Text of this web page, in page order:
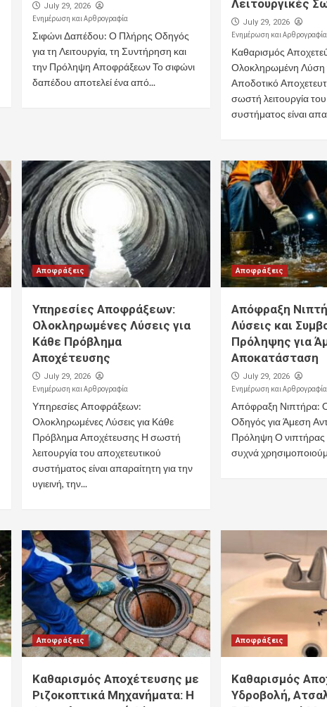
July 29, 2026
Ενημέρωση και Αρθρογραφία
Σιφώνι Δαπέδου: Ο Πλήρης Οδηγός
για τη Λειτουργία, τη Συντήρηση και
την Πρόληψη Αποφράξεων Το σιφώνι
δαπέδου αποτελεί ένα από...
Λειτουργικές
July 29, 2026
Ενημέρωση και Αρθρογραφία
Καθαρισμός
Ολοκληρωμένη Λύση
Αποδοτικό
σωστή λειτουργία
συστήματος είναι
Αποφράξεις
Υπηρεσίες Αποφράξεων:
Ολοκληρωμένες Λύσεις για
Κάθε Πρόβλημα
Αποχέτευσης
July 29, 2026
Ενημέρωση και Αρθρογραφία
Υπηρεσίες Αποφράξεων:
Ολοκληρωμένες Λύσεις για Κάθε
Πρόβλημα Αποχέτευσης Η σωστή
λειτουργία του αποχετευτικού
συστήματος είναι απαραίτητη για την
υγιεινή, την...
Αποφράξεις
Απόφραξη
Λύσεις και
Πρόληψης για
Αποκατάσταση
July 29, 2026
Ενημέρωση και Αρθρογραφία
Απόφραξη Νιπτήρα:
Οδηγός για Άμεση
Πρόληψη Ο νιπτήρας
συχνά
Αποφράξεις
Καθαρισμός Αποχέτευσης με
Ριζοκοπτικά Μηχανήματα: Η
Αποφράξεις
Καθαρισμός
Υδροβολή,